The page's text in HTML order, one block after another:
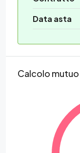
Data asta
Calcolo mutuo